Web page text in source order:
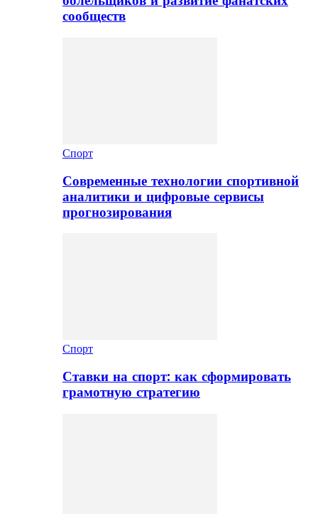
сообществ
Спорт
Современные технологии спортивной
аналитики и цифровые сервисы
прогнозирования
Спорт
Ставки на спорт: как сформировать
грамотную стратегию